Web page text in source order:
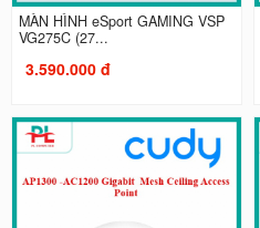
MÀN HÌNH eSport GAMING VSP
VG275C (27...
3.590.000 đ